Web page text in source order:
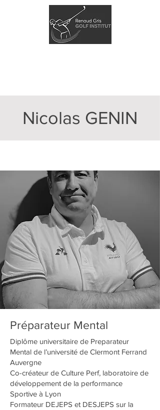
Nicolas GENIN
Préparateur Mental
Diplôme universitaire de Preparateur
Mental de l’université de Clermont Ferrand
Auvergne
Co-créateur de Culture Perf, laboratoire de
développement de la performance
Sportive à Lyon
Formateur DEJEPS et DESJEPS sur la